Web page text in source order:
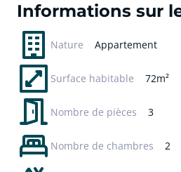
Informations sur
Nature Appartement
Surface habitable 72m²
Nombre de pièces 3
Nombre de chambres 2